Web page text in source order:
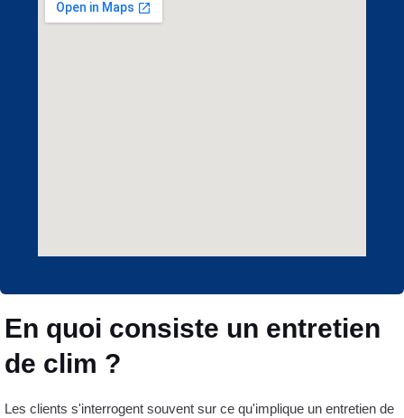
En quoi consiste un entretien
de clim ?
Les clients s'interrogent souvent sur ce qu'implique un entretien de